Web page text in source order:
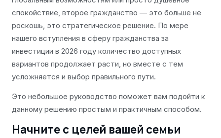
спокойствие, второе гражданство — это больше не
роскошь, это стратегическое решение. По мере
нашего вступления в сферу гражданства за
инвестиции в 2026 году количество доступных
вариантов продолжает расти, но вместе с тем
усложняется и выбор правильного пути.
Это небольшое руководство поможет вам подойти к
данному решению простым и практичным способом.
Начните с целей вашей семьи